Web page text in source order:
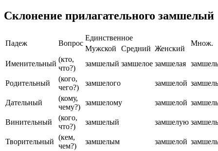
Склонение прилагательного замшелый
Падеж Вопрос
Единственное
Множ.
Мужской Средний Женский
Именительный
(кто,
что?)
замшелый замшелое замшелая
Родительный
(кого,
чего?)
замшелого замшелой
Дательный
(кому,
чему?)
замшелому замшелой
Винительный
(кого,
что?)
замшелый замшелую
Творительный
(кем,
чем?)
замшелым замшелой